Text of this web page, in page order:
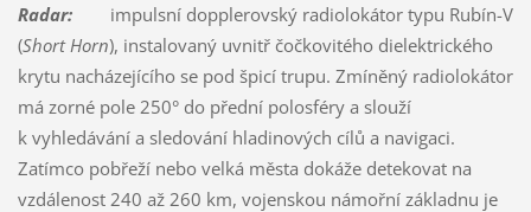
Radar:impulsní dopplerovský radiolokátor typu Rubín-V
(Short Horn), instalovaný uvnitř čočkovitého dielektrického
krytu nacházejícího se pod špicí trupu. Zmíněný radiolokátor
má zorné pole 250° do přední polosféry a slouží
k vyhledávání a sledování hladinových cílů a navigaci.
Zatímco pobřeží nebo velká města dokáže detekovat na
vzdálenost 240 až 260 km, vojenskou námořní základnu je